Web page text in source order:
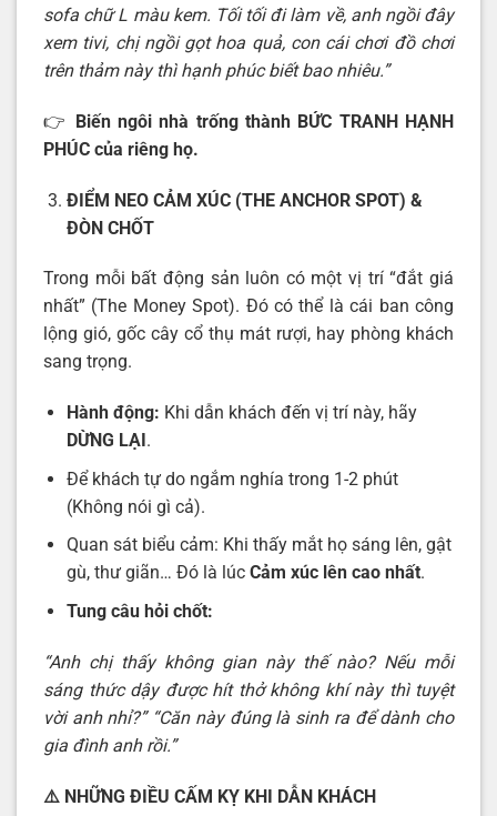
sofa chữ L màu kem. Tối tối đi làm về, anh ngồi đây
xem tivi, chị ngồi gọt hoa quả, con cái chơi đồ chơi
trên thảm này thì hạnh phúc biết bao nhiêu.”
👉 Biến ngôi nhà trống thành BỨC TRANH HẠNH
PHÚC của riêng họ.
ĐIỂM NEO CẢM XÚC (THE ANCHOR SPOT) &
ĐÒN CHỐT
Trong mỗi bất động sản luôn có một vị trí “đắt giá
nhất” (The Money Spot). Đó có thể là cái ban công
lộng gió, gốc cây cổ thụ mát rượi, hay phòng khách
sang trọng.
Hành động: Khi dẫn khách đến vị trí này, hãy
DỪNG LẠI .
Để khách tự do ngắm nghía trong 1-2 phút
(Không nói gì cả).
Quan sát biểu cảm: Khi thấy mắt họ sáng lên, gật
gù, thư giãn… Đó là lúc Cảm xúc lên cao nhất.
Tung câu hỏi chốt:
“Anh chị thấy không gian này thế nào? Nếu mỗi
sáng thức dậy được hít thở không khí này thì tuyệt
vời anh nhỉ?” “Căn này đúng là sinh ra để dành cho
gia đình anh rồi.”
⚠️ NHỮNG ĐIỀU CẤM KỴ KHI DẪN KHÁCH